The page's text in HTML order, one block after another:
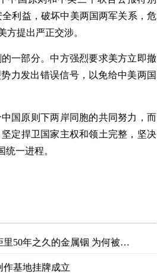
利益，破坏中美两国两军关系，危
提出严正交涉。
一部分。中方强烈要求美方立即撤
力发出错误信号，以免给中美两国
国原则下两岸同胞的共同努力，而
定捍卫国家主权和领土完整，坚决
一进程。
被放在橱柜里50年之久的金属铟 为何被称为稀有金属
作基地挂牌成立